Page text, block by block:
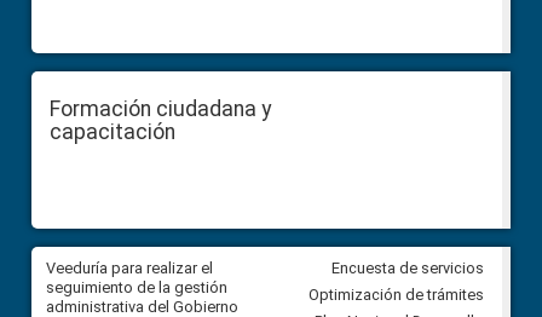
Formación ciudadana y
capacitación
Veeduría para realizar el
seguimiento de la gestión
administrativa del Gobierno
Veeduría para vigilar los
derivados de la Audiencia
Encuesta de servicios
Optimización de trámites